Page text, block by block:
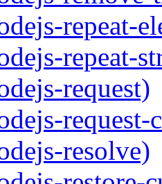
repeat-
repeat-
request)
request-
resolve)